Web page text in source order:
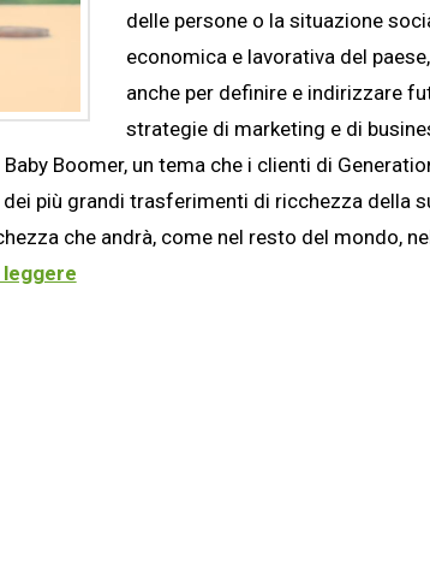
delle persone o la situazione
economica e lavorativa del
anche per definire e indirizzare
strategie di marketing e di
Boomer, un tema che i clienti di
più grandi trasferimenti di ricchezza della
che andrà, come nel resto del mondo,
leggere